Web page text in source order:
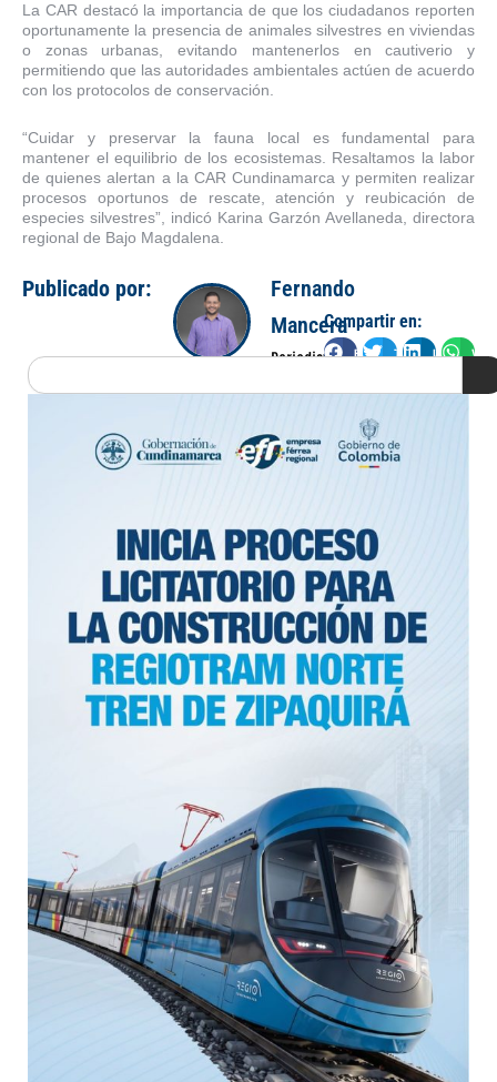
La CAR destacó la importancia de que los ciudadanos reporten
oportunamente la presencia de animales silvestres en viviendas
o zonas urbanas, evitando mantenerlos en cautiverio y
permitiendo que las autoridades ambientales actúen de acuerdo
con los protocolos de conservación.
“Cuidar y preservar la fauna local es fundamental para
mantener el equilibrio de los ecosistemas. Resaltamos la labor
de quienes alertan a la CAR Cundinamarca y permiten realizar
procesos oportunos de rescate, atención y reubicación de
especies silvestres”, indicó Karina Garzón Avellaneda, directora
regional de Bajo Magdalena.
Publicado por:
Fernando
Mancera
Periodista
Compartir en:
FacebookTwitterLinkedIn
Search